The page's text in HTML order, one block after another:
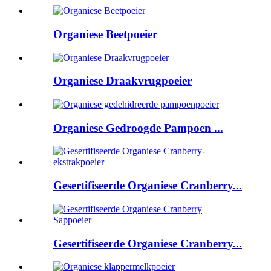
Organiese Beetpoeier
Organiese Draakvrugpoeier
Organiese Gedroogde Pampoen ...
Gesertifiseerde Organiese Cranberry...
Gesertifiseerde Organiese Cranberry...